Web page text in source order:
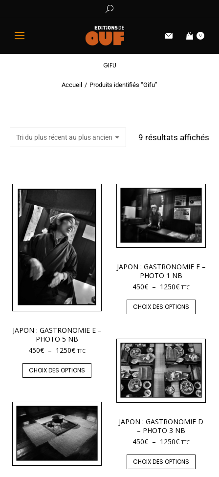
0
GIFU
Vous êtes ici :Accueil Produits identifiés “Gifu”
9 résultats affichés
JAPON : GASTRONOMIE E –
PHOTO 5 NB
450€ – 1250€ TTC
CHOIX DES OPTIONS
JAPON : GASTRONOMIE E –
PHOTO 1 NB
450€ – 1250€ TTC
CHOIX DES OPTIONS
JAPON : GASTRONOMIE D
– PHOTO 3 NB
450€ – 1250€ TTC
CHOIX DES OPTIONS